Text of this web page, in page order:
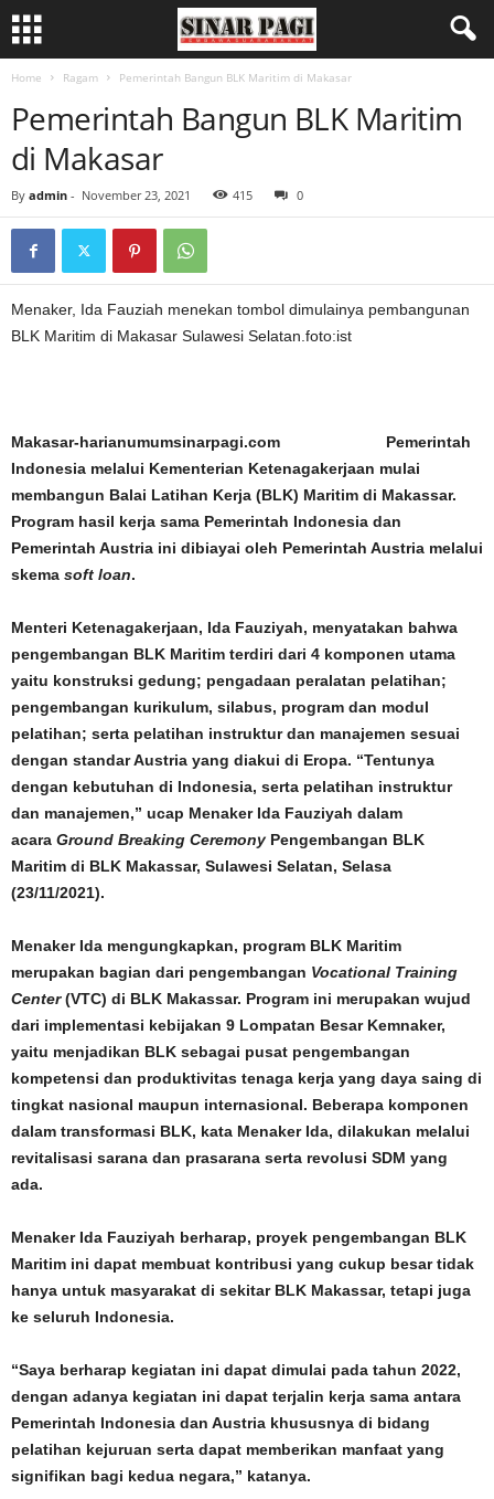
Home Ragam Pemerintah Bangun BLK Maritim di Makasar
Pemerintah Bangun BLK Maritim
di Makasar
By admin - November 23, 2021 415 0
Menaker, Ida Fauziah menekan tombol dimulainya pembangunan
BLK Maritim di Makasar Sulawesi Selatan.foto:ist
Makasar-harianumumsinarpagi.com Pemerintah
Indonesia melalui Kementerian Ketenagakerjaan mulai
membangun Balai Latihan Kerja (BLK) Maritim di Makassar.
Program hasil kerja sama Pemerintah Indonesia dan
Pemerintah Austria ini dibiayai oleh Pemerintah Austria melalui
skema soft loan.
Menteri Ketenagakerjaan, Ida Fauziyah, menyatakan bahwa
pengembangan BLK Maritim terdiri dari 4 komponen utama
yaitu konstruksi gedung; pengadaan peralatan pelatihan;
pengembangan kurikulum, silabus, program dan modul
pelatihan; serta pelatihan instruktur dan manajemen sesuai
dengan standar Austria yang diakui di Eropa. “Tentunya
dengan kebutuhan di Indonesia, serta pelatihan instruktur
dan manajemen,” ucap Menaker Ida Fauziyah dalam
acara Ground Breaking Ceremony Pengembangan BLK
Maritim di BLK Makassar, Sulawesi Selatan, Selasa
(23/11/2021).
Menaker Ida mengungkapkan, program BLK Maritim
merupakan bagian dari pengembangan Vocational Training
Center(VTC) di BLK Makassar. Program ini merupakan wujud
dari implementasi kebijakan 9 Lompatan Besar Kemnaker,
yaitu menjadikan BLK sebagai pusat pengembangan
kompetensi dan produktivitas tenaga kerja yang daya saing di
tingkat nasional maupun internasional. Beberapa komponen
dalam transformasi BLK, kata Menaker Ida, dilakukan melalui
revitalisasi sarana dan prasarana serta revolusi SDM yang
ada.
Menaker Ida Fauziyah berharap, proyek pengembangan BLK
Maritim ini dapat membuat kontribusi yang cukup besar tidak
hanya untuk masyarakat di sekitar BLK Makassar, tetapi juga
ke seluruh Indonesia.
“Saya berharap kegiatan ini dapat dimulai pada tahun 2022,
dengan adanya kegiatan ini dapat terjalin kerja sama antara
Pemerintah Indonesia dan Austria khususnya di bidang
pelatihan kejuruan serta dapat memberikan manfaat yang
signifikan bagi kedua negara,” katanya.